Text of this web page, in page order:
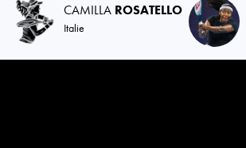
CAMILLA ROSATELLO
Italie